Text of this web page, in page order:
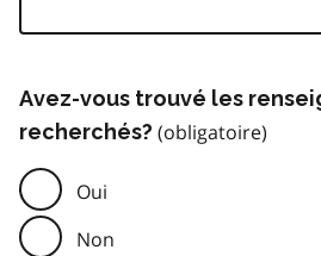
Avez-vous trouvé les
recherchés?
Oui
Non